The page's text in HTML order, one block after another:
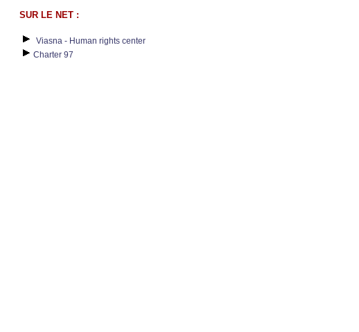
SUR LE NET :
Viasna - Human rights center
Charter 97